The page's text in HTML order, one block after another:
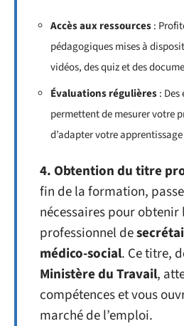
Accès aux ressources:
pédagogiques mises à
vidéos, des quiz et des
Évaluations régulières:
permettent de mesurer votre
d’adapter votre
4. Obtention du titre
fin de la formation,
nécessaires pour obtenir
professionnel de
médico-social. Ce titre,
Ministère du Travail,
compétences et vous
marché de l’emploi.